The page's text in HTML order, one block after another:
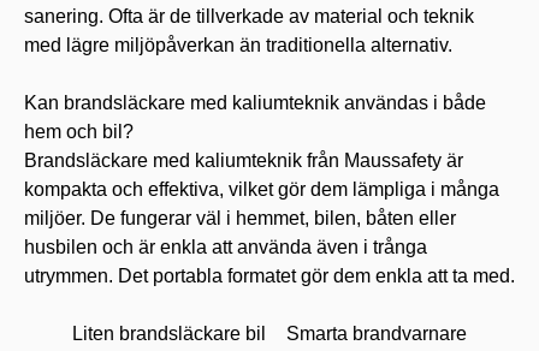
sanering. Ofta är de tillverkade av material och teknik
med lägre miljöpåverkan än traditionella alternativ.
Kan brandsläckare med kaliumteknik användas i både
hem och bil?
Brandsläckare med kaliumteknik från Maussafety är
kompakta och effektiva, vilket gör dem lämpliga i många
miljöer. De fungerar väl i hemmet, bilen, båten eller
husbilen och är enkla att använda även i trånga
utrymmen. Det portabla formatet gör dem enkla att ta med.
Liten brandsläckare bil
Smarta brandvarnare